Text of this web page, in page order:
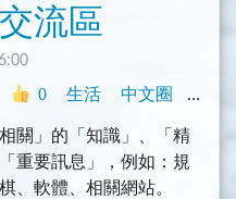
流區
0 生活 中文圈 社群
關」的「知識」、「精
重要訊息」，例如：規
、軟體、相關網站。